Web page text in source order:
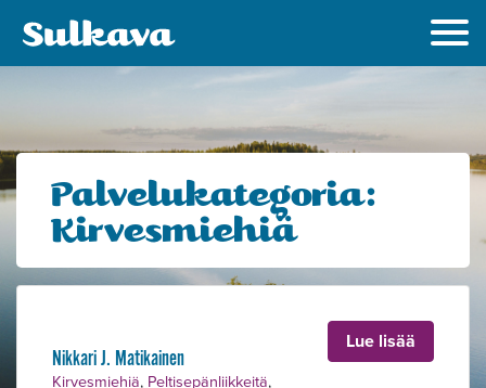
Palvelukategoria:
Kirvesmiehiä
Nikkari J. Matikainen
Kirvesmiehiä, Peltisepänliikkeitä,
Lue lisää